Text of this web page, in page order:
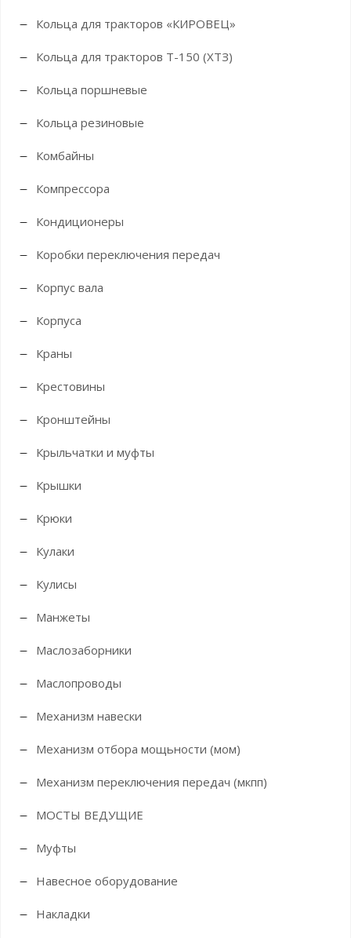
Кольца для тракторов «КИРОВЕЦ»
Кольца для тракторов Т-150 (ХТЗ)
Кольца поршневые
Кольца резиновые
Комбайны
Компрессора
Кондиционеры
Коробки переключения передач
Корпус вала
Корпуса
Краны
Крестовины
Кронштейны
Крыльчатки и муфты
Крышки
Крюки
Кулаки
Кулисы
Манжеты
Маслозаборники
Маслопроводы
Механизм навески
Механизм отбора мощьности (мом)
Механизм переключения передач (мкпп)
МОСТЫ ВЕДУЩИЕ
Муфты
Навесное оборудование
Накладки